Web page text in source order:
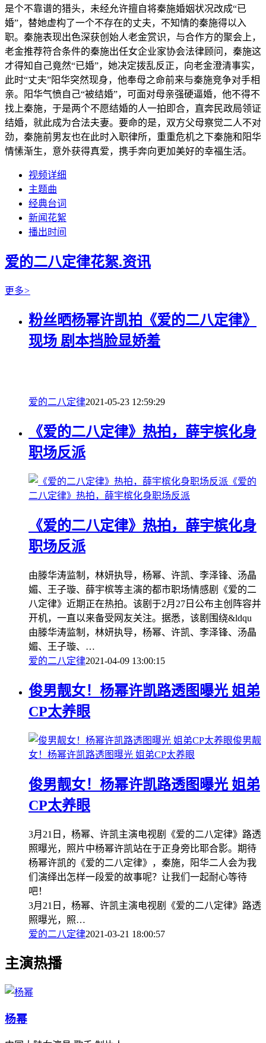
是个不靠谱的猎头，未经允许擅自将秦施婚姻状况改成“已
婚”，替她虚构了一个不存在的丈夫，不知情的秦施得以入
职。秦施表现出色深获创始人老金赏识，与合作方的聚会上，
老金推荐符合条件的秦施出任女企业家协会法律顾问，秦施这
才得知自己竟然“已婚”，她决定拨乱反正，向老金澄清事实，
此时“丈夫”阳华突然现身，他奉母之命前来与秦施竞争对手相
亲。阳华气愤自己“被结婚”，可面对母亲强硬逼婚，他不得不
找上秦施，于是两个不愿结婚的人一拍即合，直奔民政局领证
结婚，就此成为合法夫妻。要命的是，双方父母察觉二人不对
劲，秦施前男友也在此时入职律所，重重危机之下秦施和阳华
情愫渐生，意外获得真爱，携手奔向更加美好的幸福生活。
视频详细
主题曲
经典台词
新闻花絮
播出时间
爱的二八定律花絮.资讯
更多>
粉丝晒杨幂许凯拍《爱的二八定律》
现场 剧本挡脸显娇羞
爱的二八定律2021-05-23 12:59:29
《爱的二八定律》热拍，薛宇槟化身
职场反派
《爱的
二八定律》热拍，薛宇槟化身职场反派
《爱的二八定律》热拍，薛宇槟化身
职场反派
由滕华涛监制，林妍执导，杨幂、许凯、李泽锋、汤晶
媚、王子璇、薛宇槟等主演的都市职场情感剧《爱的二
八定律》近期正在热拍。该剧于2月27日公布主创阵容并
开机，一直以来备受网友关注。据悉，该剧围绕&ldqu
由滕华涛监制，林妍执导，杨幂、许凯、李泽锋、汤晶
媚、王子璇、…
爱的二八定律2021-04-09 13:00:15
俊男靓女！杨幂许凯路透图曝光 姐弟
CP太养眼
俊男靓
女！杨幂许凯路透图曝光 姐弟CP太养眼
俊男靓女！杨幂许凯路透图曝光 姐弟
CP太养眼
3月21日，杨幂、许凯主演电视剧《爱的二八定律》路透
照曝光，照片中杨幂许凯站在于正身旁比耶合影。期待
杨幂许凯的《爱的二八定律》，秦施，阳华二人会为我
们演绎出怎样一段爱的故事呢？让我们一起耐心等待
吧！
3月21日，杨幂、许凯主演电视剧《爱的二八定律》路透
照曝光，照…
爱的二八定律2021-03-21 18:00:57
主演热播
杨幂